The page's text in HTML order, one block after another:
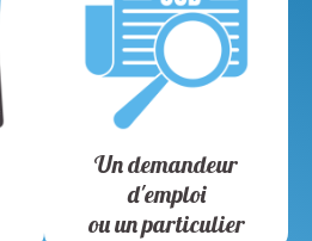
Un demandeur
d'emploi
ou un particulier